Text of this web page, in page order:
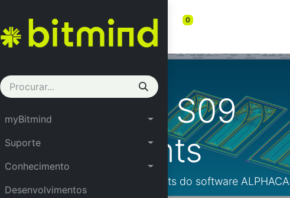
0
myBitmind
Suporte
Conhecimento
Desenvolvimentos
Back to events
ACT08/23 S09 xConstraints
ACT08/23 S09
xConstraints
Formação no módulo xConstraints do software